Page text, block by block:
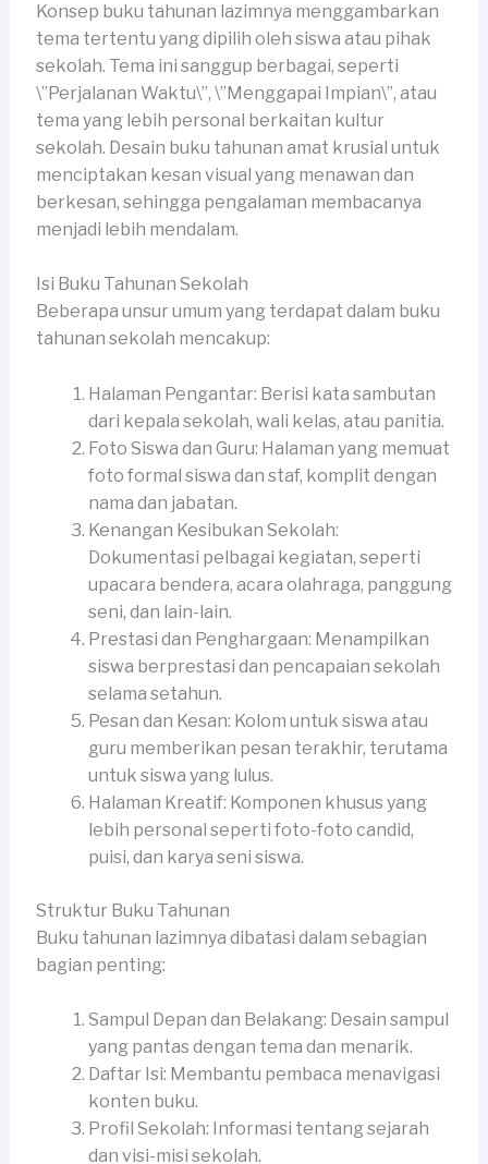
Konsep buku tahunan lazimnya menggambarkan
tema tertentu yang dipilih oleh siswa atau pihak
sekolah. Tema ini sanggup berbagai, seperti
\”Perjalanan Waktu\”, \”Menggapai Impian\”, atau
tema yang lebih personal berkaitan kultur
sekolah. Desain buku tahunan amat krusial untuk
menciptakan kesan visual yang menawan dan
berkesan, sehingga pengalaman membacanya
menjadi lebih mendalam.
Isi Buku Tahunan Sekolah
Beberapa unsur umum yang terdapat dalam buku
tahunan sekolah mencakup:
Halaman Pengantar: Berisi kata sambutan
dari kepala sekolah, wali kelas, atau panitia.
Foto Siswa dan Guru: Halaman yang memuat
foto formal siswa dan staf, komplit dengan
nama dan jabatan.
Kenangan Kesibukan Sekolah:
Dokumentasi pelbagai kegiatan, seperti
upacara bendera, acara olahraga, panggung
seni, dan lain-lain.
Prestasi dan Penghargaan: Menampilkan
siswa berprestasi dan pencapaian sekolah
selama setahun.
Pesan dan Kesan: Kolom untuk siswa atau
guru memberikan pesan terakhir, terutama
untuk siswa yang lulus.
Halaman Kreatif: Komponen khusus yang
lebih personal seperti foto-foto candid,
puisi, dan karya seni siswa.
Struktur Buku Tahunan
Buku tahunan lazimnya dibatasi dalam sebagian
bagian penting:
Sampul Depan dan Belakang: Desain sampul
yang pantas dengan tema dan menarik.
Daftar Isi: Membantu pembaca menavigasi
konten buku.
Profil Sekolah: Informasi tentang sejarah
dan visi-misi sekolah.